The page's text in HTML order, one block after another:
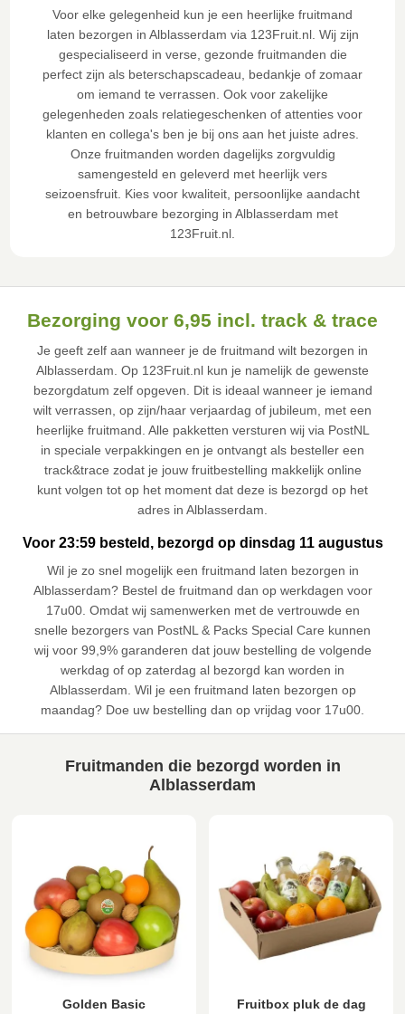
Voor elke gelegenheid kun je een heerlijke fruitmand
laten bezorgen in Alblasserdam via 123Fruit.nl. Wij zijn
gespecialiseerd in verse, gezonde fruitmanden die
perfect zijn als beterschapscadeau, bedankje of zomaar
om iemand te verrassen. Ook voor zakelijke
gelegenheden zoals relatiegeschenken of attenties voor
klanten en collega's ben je bij ons aan het juiste adres.
Onze fruitmanden worden dagelijks zorgvuldig
samengesteld en geleverd met heerlijk vers
seizoensfruit. Kies voor kwaliteit, persoonlijke aandacht
en betrouwbare bezorging in Alblasserdam met
123Fruit.nl.
Bezorging voor 6,95 incl. track & trace
Je geeft zelf aan wanneer je de fruitmand wilt bezorgen in
Alblasserdam. Op 123Fruit.nl kun je namelijk de gewenste
bezorgdatum zelf opgeven. Dit is ideaal wanneer je iemand
wilt verrassen, op zijn/haar verjaardag of jubileum, met een
heerlijke fruitmand. Alle pakketten versturen wij via PostNL
in speciale verpakkingen en je ontvangt als besteller een
track&trace zodat je jouw fruitbestelling makkelijk online
kunt volgen tot op het moment dat deze is bezorgd op het
adres in Alblasserdam.
Voor 23:59 besteld, bezorgd op dinsdag 11 augustus
Wil je zo snel mogelijk een fruitmand laten bezorgen in
Alblasserdam? Bestel de fruitmand dan op werkdagen voor
17u00. Omdat wij samenwerken met de vertrouwde en
snelle bezorgers van PostNL & Packs Special Care kunnen
wij voor 99,9% garanderen dat jouw bestelling de volgende
werkdag of op zaterdag al bezorgd kan worden in
Alblasserdam. Wil je een fruitmand laten bezorgen op
maandag? Doe uw bestelling dan op vrijdag voor 17u00.
Fruitmanden die bezorgd worden in
Alblasserdam
Golden Basic
Fruitbox pluk de dag